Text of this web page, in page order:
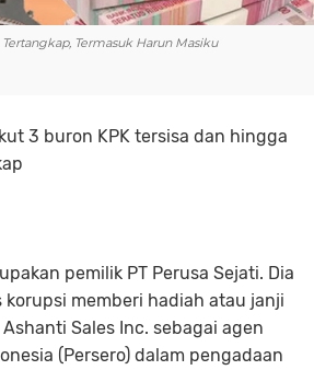
Termasuk Harun Masiku
3 buron KPK tersisa dan hingga
pemilik PT Perusa Sejati. Dia
korupsi memberi hadiah atau janji
Sales Inc. sebagai agen
(Persero) dalam pengadaan